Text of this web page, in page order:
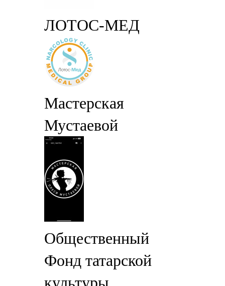
ЛОТОС-МЕД
Мастерская
Мустаевой
Общественный
Фонд татарской